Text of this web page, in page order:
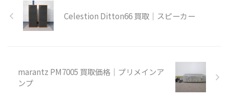
Celestion Ditton66 買取｜スピーカー
marantz PM7005 買取価格｜プリメインア
ンプ